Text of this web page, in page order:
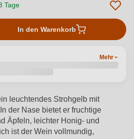
Tage
In den Warenkorb
Mehr
leuchtendes Strohgelb mit
der Nase bietet er fruchtige
Äpfeln, leichter Honig- und
ist der Wein vollmundig,